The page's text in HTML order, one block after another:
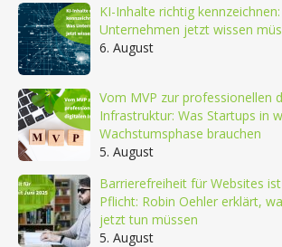
KI-Inhalte richtig
Unternehmen jetzt wissen
6. August
Vom MVP zur professionellen
Infrastruktur: Was Startups in
Wachstumsphase brauchen
5. August
Barrierefreiheit für Websites
Pflicht: Robin Oehler erklärt,
jetzt tun müssen
5. August